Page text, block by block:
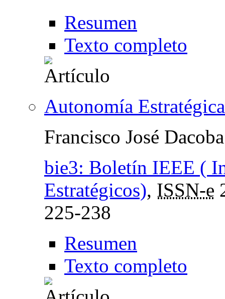
Resumen
Texto completo
Autonomía
Francisco José
bie3: Boletín IEEE (
Estratégicos), ISSN-e
225-238
Resumen
Texto completo